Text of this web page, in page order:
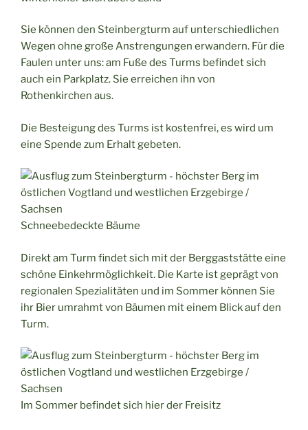
Sie können den Steinbergturm auf unterschiedlichen
Wegen ohne große Anstrengungen erwandern. Für die
Faulen unter uns: am Fuße des Turms befindet sich
auch ein Parkplatz. Sie erreichen ihn von
Rothenkirchen aus.
Die Besteigung des Turms ist kostenfrei, es wird um
eine Spende zum Erhalt gebeten.
Schneebedeckte Bäume
Direkt am Turm findet sich mit der Berggaststätte eine
schöne Einkehrmöglichkeit. Die Karte ist geprägt von
regionalen Spezialitäten und im Sommer können Sie
ihr Bier umrahmt von Bäumen mit einem Blick auf den
Turm.
Im Sommer befindet sich hier der Freisitz